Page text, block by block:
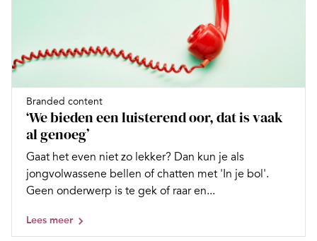
Branded content
‘We bieden een luisterend oor, dat is vaak
al genoeg’
Gaat het even niet zo lekker? Dan kun je als
jongvolwassene bellen of chatten met 'In je bol'.
Geen onderwerp is te gek of raar en...
Lees meer